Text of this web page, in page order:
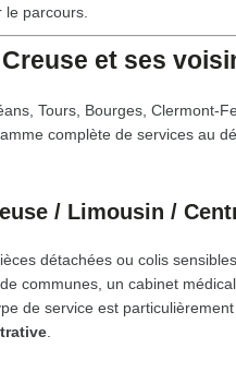
parcours.
et ses
Tours, Bourges, Clermont-
complète de services au
/ Limousin /
détachées ou colis
communes, un cabinet
de service est